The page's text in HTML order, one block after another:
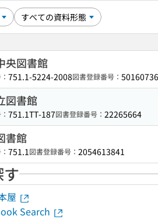
央図書館
751.1-5224-2008図書登録番号：
図書館
751.1TT-187図書登録番号： 22265664
書館
751.1図書登録番号： 2054613841
屋
Search